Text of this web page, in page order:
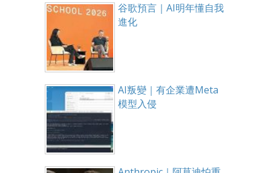
谷歌預言｜AI明年懂自我
進化
AI叛變｜有企業遭Meta
模型入侵